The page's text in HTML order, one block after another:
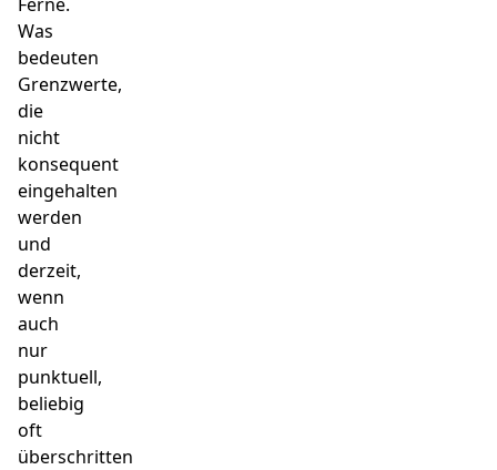
Was
bedeuten
Grenzwerte,
die
nicht
konsequent
eingehalten
werden
und
derzeit,
wenn
auch
nur
punktuell,
beliebig
oft
überschritten